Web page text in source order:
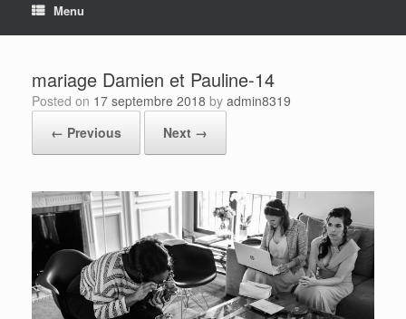
Menu
mariage Damien et Pauline-14
Posted on 17 septembre 2018 by admin8319
← Previous
Next →